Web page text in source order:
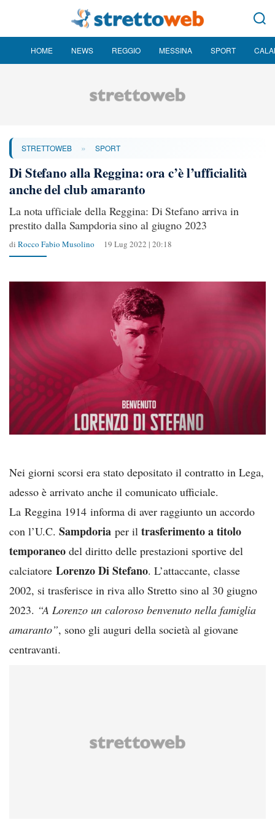
HOME NEWS REGGIO MESSINA SPORT
STRETTOWEB » SPORT
Di Stefano alla Reggina: ora c’è l’ufficialità
anche del club amaranto
La nota ufficiale della Reggina: Di Stefano arriva in
prestito dalla Sampdoria sino al giugno 2023
di Rocco Fabio Musolino 19 Lug 2022 | 20:18
Nei giorni scorsi era stato depositato il contratto in Lega,
adesso è arrivato anche il comunicato ufficiale.
La Reggina 1914 informa di aver raggiunto un accordo
con l’U.C. Sampdoria per il trasferimento a titolo
temporaneo del diritto delle prestazioni sportive del
calciatore Lorenzo Di Stefano. L’attaccante, classe
2002, si trasferisce in riva allo Stretto sino al 30 giugno
2023. “A Lorenzo un caloroso benvenuto nella famiglia
amaranto”, sono gli auguri della società al giovane
centravanti.